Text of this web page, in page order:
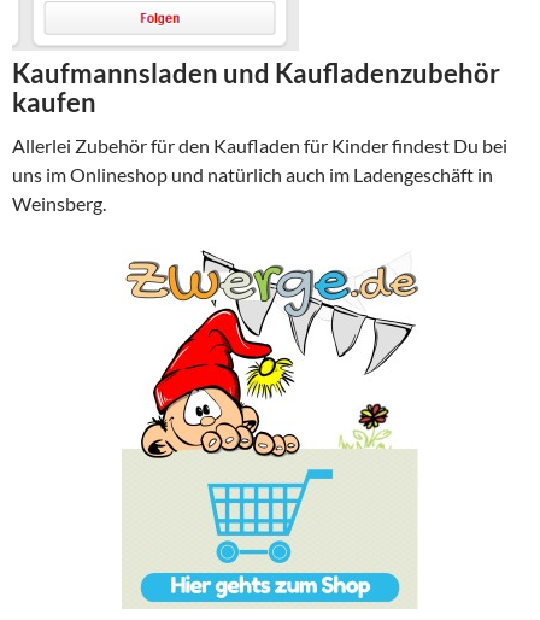
Kaufmannsladen und Kaufladenzubehör
kaufen
Allerlei Zubehör für den Kaufladen für Kinder findest Du bei
uns im Onlineshop und natürlich auch im Ladengeschäft in
Weinsberg.